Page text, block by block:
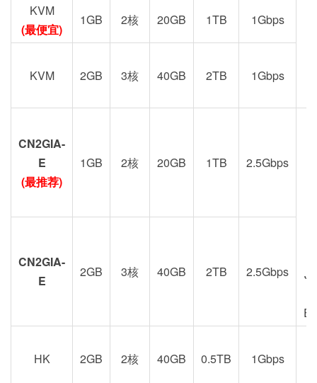
KVM
(最便宜)
1GB 2核 20GB 1TB 1Gbps
KVM 2GB 3核 40GB 2TB 1Gbps
CN2GIA-
E
(最推荐)
1GB 2核 20GB 1TB 2.5Gbps
CN2GIA-
E
2GB 3核 40GB 2TB 2.5Gbps
HK 2GB 2核 40GB 0.5TB 1Gbps